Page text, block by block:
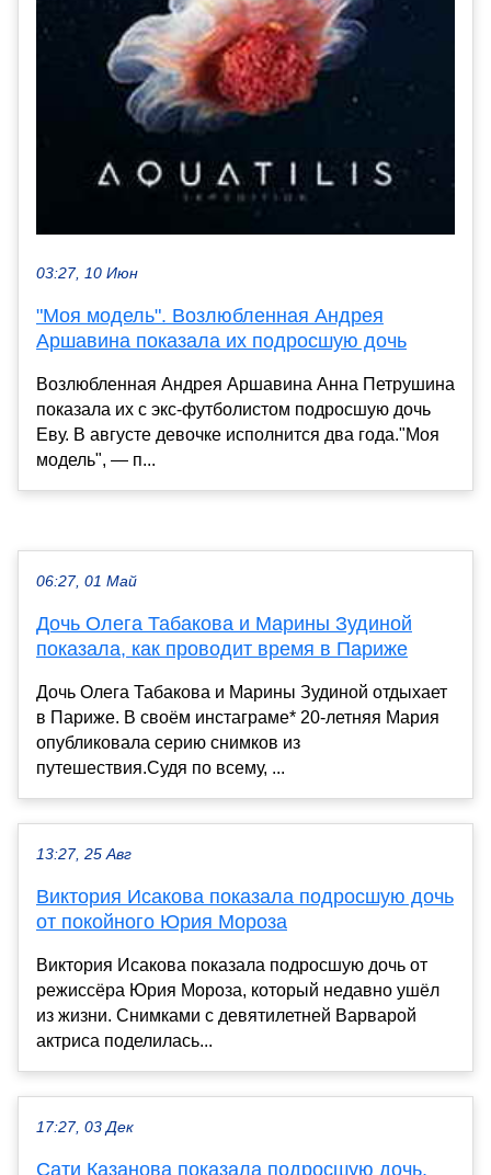
03:27, 10 Июн
"Моя модель". Возлюбленная Андрея
Аршавина показала их подросшую дочь
Возлюбленная Андрея Аршавина Анна Петрушина
показала их с экс-футболистом подросшую дочь
Еву. В августе девочке исполнится два года."Моя
модель", — п...
06:27, 01 Май
Дочь Олега Табакова и Марины Зудиной
показала, как проводит время в Париже
Дочь Олега Табакова и Марины Зудиной отдыхает
в Париже. В своём инстаграме* 20-летняя Мария
опубликовала серию снимков из
путешествия.Судя по всему, ...
13:27, 25 Авг
Виктория Исакова показала подросшую дочь
от покойного Юрия Мороза
Виктория Исакова показала подросшую дочь от
режиссёра Юрия Мороза, который недавно ушёл
из жизни. Снимками с девятилетней Варварой
актриса поделилась...
17:27, 03 Дек
Сати Казанова показала подросшую дочь,